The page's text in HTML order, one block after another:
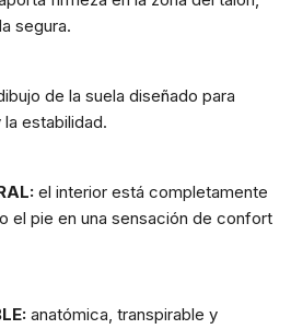
segura.
de la suela diseñado para
estabilidad.
el interior está completamente
el pie en una sensación de confort
anatómica, transpirable y